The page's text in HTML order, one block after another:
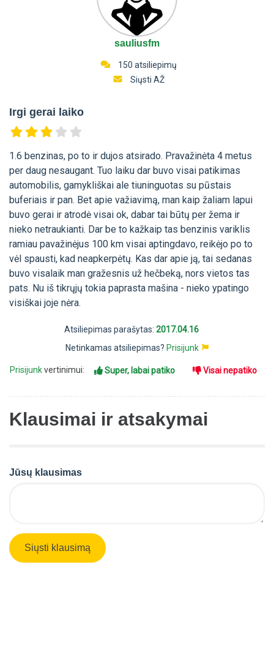
sauliusfm
150 atsiliepimų
Siųsti AŽ
Irgi gerai laiko
1.6 benzinas, po to ir dujos atsirado. Pravažinėta 4 metus
per daug nesaugant. Tuo laiku dar buvo visai patikimas
automobilis, gamykliškai ale tiuninguotas su pūstais
buferiais ir pan. Bet apie važiavimą, man kaip žaliam lapui
buvo gerai ir atrodė visai ok, dabar tai būtų per žema ir
nieko netraukianti. Dar be to kažkaip tas benzinis variklis
ramiau pavažinėjus 100 km visai aptingdavo, reikėjo po to
vėl spausti, kad neapkerpėtų. Kas dar apie ją, tai sedanas
buvo visalaik man gražesnis už hečbeką, nors vietos tas
pats. Nu iš tikrųjų tokia paprasta mašina - nieko ypatingo
visiškai joje nėra.
Atsiliepimas parašytas: 2017.04.16
Netinkamas atsiliepimas? Prisijunk
Prisijunkvertinimui: Super, labai patiko Visai nepatiko
Klausimai ir atsakymai
Jūsų klausimas